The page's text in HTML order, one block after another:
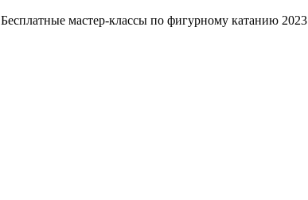
Бесплатные мастер-классы по фигурному катанию 2023